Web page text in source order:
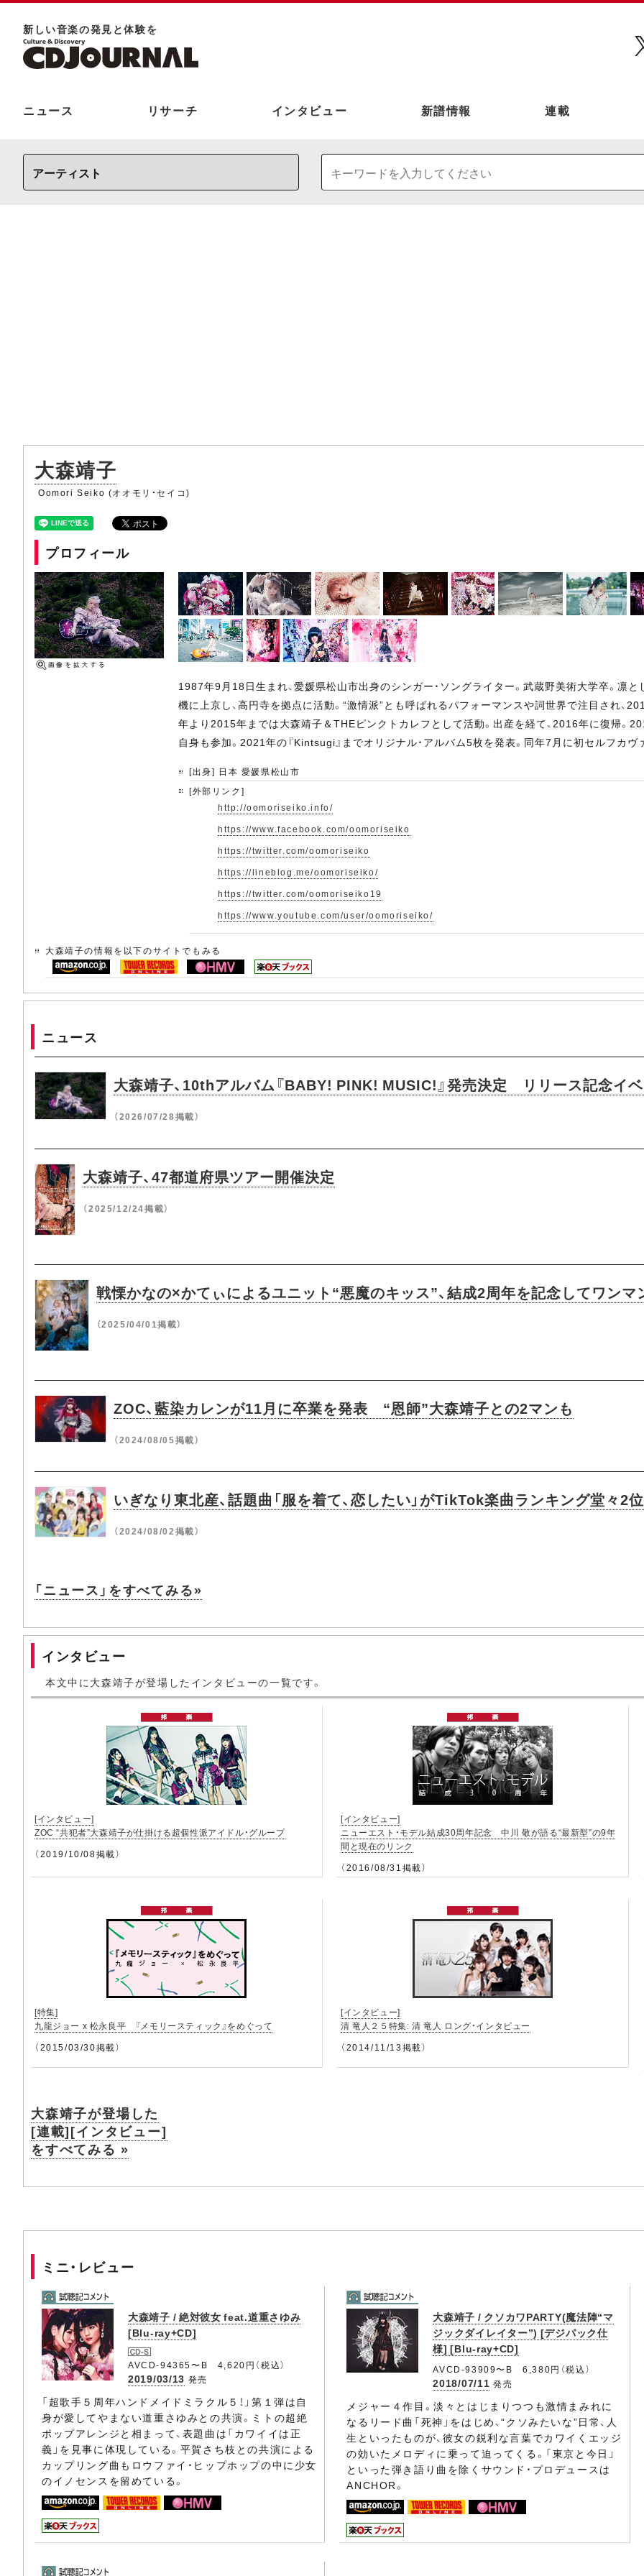
新しい⾳楽の発⾒と体験を
ニュース リサーチ インタビュー 新譜情報 連載
大森靖子
Oomori Seiko (オオモリ・セイコ)
プロフィール
1987年9月18日生まれ、愛媛県松山市出身のシンガー・ソングライター。武蔵野美術大学卒。凛
機に上京し、高円寺を拠点に活動。“激情派”とも呼ばれるパフォーマンスや詞世界で注目され、
年より2015年までは大森靖子＆THEピンクトカレフとして活動。出産を経て、2016年に復帰。
自身も参加。2021年の『Kintsugi』までオリジナル・アルバム5枚を発表。同年7月に初セルフカヴ
[出身] 日本 愛媛県松山市
[外部リンク]
http://oomoriseiko.info/
https://www.facebook.com/oomoriseiko
https://twitter.com/oomoriseiko
https://lineblog.me/oomoriseiko/
https://twitter.com/oomoriseiko19
https://www.youtube.com/user/oomoriseiko/
大森靖子の情報を以下のサイトでもみる
ニュース
大森靖子、10thアルバム『BABY! PINK! MUSIC!』発売決定 リリース記念イ
（2026/07/28掲載）
大森靖子、47都道府県ツアー開催決定
（2025/12/24掲載）
戦慄かなの×かてぃによるユニット“悪魔のキッス”、結成2周年を記念してワンマ
（2025/04/01掲載）
ZOC、藍染カレンが11月に卒業を発表 “恩師”大森靖子との2マンも
（2024/08/05掲載）
いぎなり東北産、話題曲「服を着て、恋したい」がTikTok楽曲ランキング堂々2
（2024/08/02掲載）
「ニュース」をすべてみる»
インタビュー
本文中に大森靖子が登場したインタビューの一覧です。
[インタビュー]
ZOC “共犯者”大森靖子が仕掛ける超個性派アイドル・グループ
（2019/10/08掲載）
[インタビュー]
ニューエスト・モデル結成30周年記念 中川 敬が語る“最新型”の9年
間と現在のリンク
（2016/08/31掲載）
[特集]
九龍ジョー x 松永良平 『メモリースティック』をめぐって
（2015/03/30掲載）
[インタビュー]
清 竜人２５特集: 清 竜人 ロング・インタビュー
（2014/11/13掲載）
大森靖子が登場した
[連載][インタビュー]
をすべてみる »
ミニ・レビュー
大森靖子 / 絶対彼女 feat.道重さゆみ
[Blu-ray+CD]
AVCD-94365〜B 4,620円（税込）
2019/03/13 発売
「超歌手５周年ハンドメイドミラクル５！」第１弾は自
身が愛してやまない道重さゆみとの共演。ミトの超絶
ポップアレンジと相まって、表題曲は「カワイイは正
義」を見事に体現している。平賀さち枝との共演による
カップリング曲もロウファイ・ヒップホップの中に少女
のイノセンスを留めている。
大森靖子 / クソカワPARTY(魔法陣“マ
ジックダイレイター”) [デジパック仕
様] [Blu-ray+CD]
AVCD-93909〜B 6,380円（税込）
2018/07/11 発売
メジャー４作目。淡々とはじまりつつも激情まみれに
なるリード曲「死神」をはじめ、“クソみたいな”日常、人
生といったものが、彼女の鋭利な言葉でカワイくエッジ
の効いたメロディに乗って迫ってくる。「東京と今日」
といった弾き語り曲を除くサウンド・プロデュースは
ANCHOR。